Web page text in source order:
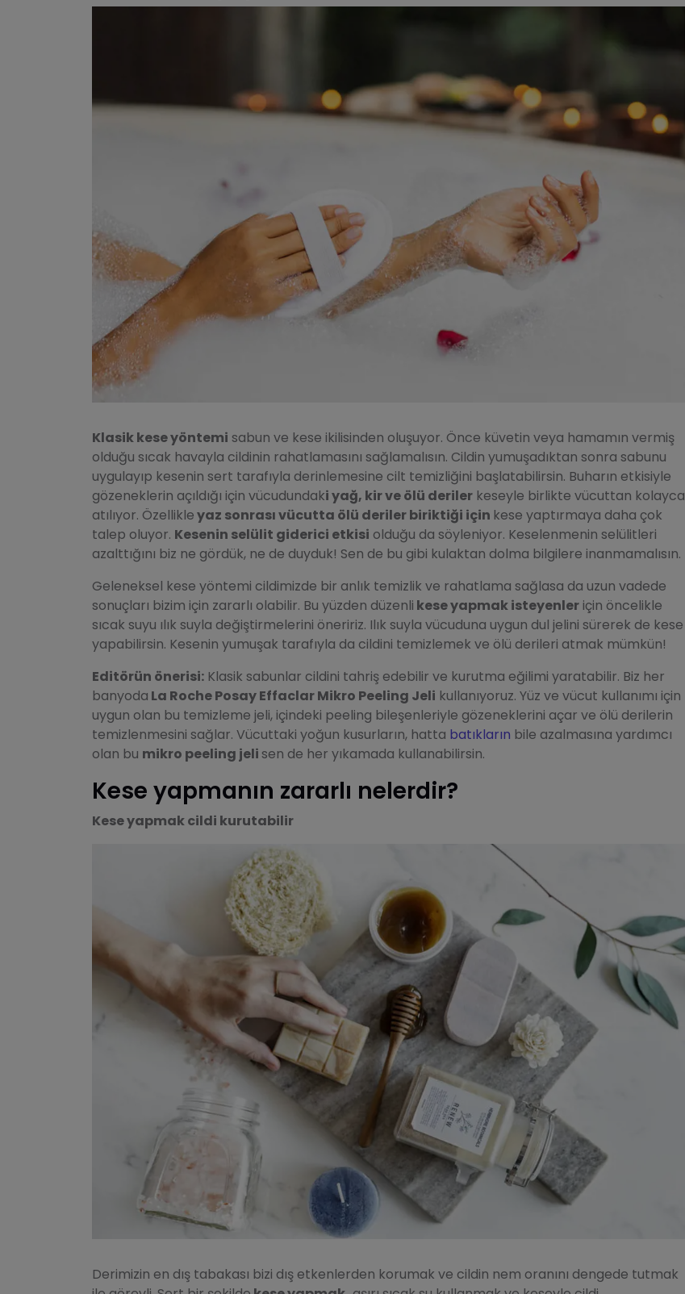
Klasik kese yöntemi sabun ve kese ikilisinden oluşuyor. Önce küvetin veya hamamın vermiş
olduğu sıcak havayla cildinin rahatlamasını sağlamalısın. Cildin yumuşadıktan sonra sabunu
uygulayıp kesenin sert tarafıyla derinlemesine cilt temizliğini başlatabilirsin. Buharın etkisiyle
gözeneklerin açıldığı için vücudundaki yağ, kir ve ölü deriler keseyle birlikte vücuttan kolayca
atılıyor. Özellikleyaz sonrası vücutta ölü deriler biriktiği için kese yaptırmaya daha çok
talep oluyor. Kesenin selülit giderici etkisi olduğu da söyleniyor. Keselenmenin selülitleri
azalttığını biz ne gördük, ne de duyduk! Sen de bu gibi kulaktan dolma bilgilere inanmamalısın.
Geleneksel kese yöntemi cildimizde bir anlık temizlik ve rahatlama sağlasa da uzun vadede
sonuçları bizim için zararlı olabilir. Bu yüzden düzenli kese yapmak isteyenler için öncelikle
sıcak suyu ılık suyla değiştirmelerini öneririz. Ilık suyla vücuduna uygun dul jelini sürerek de kese
yapabilirsin. Kesenin yumuşak tarafıyla da cildini temizlemek ve ölü derileri atmak mümkün!
Editörün önerisi: Klasik sabunlar cildini tahriş edebilir ve kurutma eğilimi yaratabilir. Biz her
banyoda La Roche Posay Effaclar Mikro Peeling Jeli kullanıyoruz. Yüz ve vücut kullanımı için
uygun olan bu temizleme jeli, içindeki peeling bileşenleriyle gözeneklerini açar ve ölü derilerin
temizlenmesini sağlar. Vücuttaki yoğun kusurların, hatta batıkların bile azalmasına yardımcı
olan bu mikro peeling jeli sen de her yıkamada kullanabilirsin.
Kese yapmanın zararlı nelerdir?
Kese yapmak cildi kurutabilir
Derimizin en dış tabakası bizi dış etkenlerden korumak ve cildin nem oranını dengede tutmak